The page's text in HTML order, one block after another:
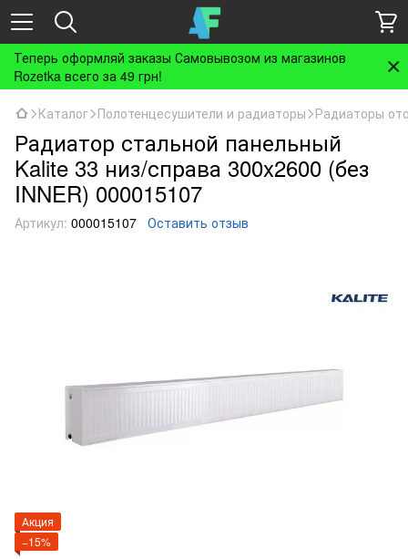
Теперь оформляй заказы Самовывозом из магазинов
Rozetka всего за 49 грн!
Каталог Полотенцесушители и радиаторы Радиаторы
Радиатор стальной панельный
Kalite 33 низ/справа 300x2600 (без
INNER) 000015107
Артикул: 000015107 Оставить отзыв
Акция
−15%